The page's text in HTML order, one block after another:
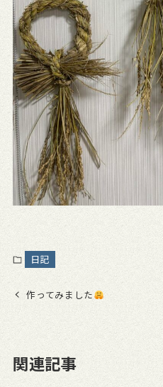
日記
作ってみました
関連記事